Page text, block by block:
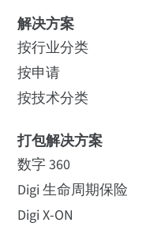
解决方案
按行业分类
按申请
按技术分类
打包解决方案
数字 360
Digi 生命周期保险
Digi X-ON